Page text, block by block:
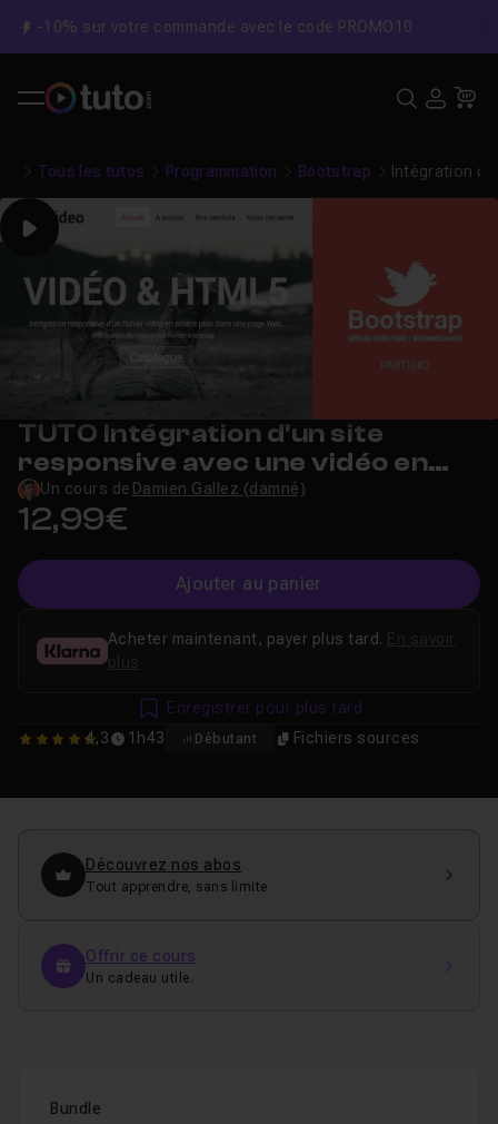
-10% sur votre commande avec le code PROMO10
Tous les tutos Programmation Bootstrap Intégration
Play
TUTO Intégration d'un site
responsive avec une vidéo en
arrière plan
Un cours de Damien Gallez (damné)
12,99€
Ajouter au panier
4.3333333333333
4,3 1h43 Débutant Fichiers sources
Acheter maintenant, payer plus tard.
plus
Enregistrer pour plus tard
Découvrez nos abos
Tout apprendre, sans limite
Offrir ce cours
Un cadeau utile.
Bundle